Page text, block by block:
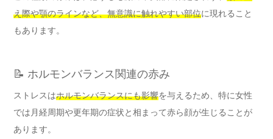
え際や顎のラインなど、無意識に触れやすい部位に現れること
もあります。
📝 ホルモンバランス関連の赤み
ストレスはホルモンバランスにも影響を与えるため、特に女性
では月経周期や更年期の症状と相まって赤ら顔が生じることが
あります。